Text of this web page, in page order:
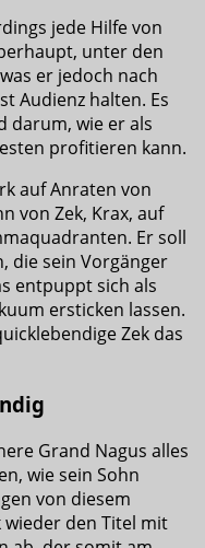
jede Hilfe von
unter den
er jedoch nach
Audienz halten. Es
darum, wie er als
profitieren kann.
auf Anraten von
von Zek, Krax, auf
Er soll
die sein Vorgänger
entpuppt sich als
ersticken lassen.
Zek das
Grand Nagus alles
wie sein Sohn
von diesem
wieder den Titel mit